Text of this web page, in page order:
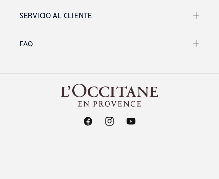
SERVICIO AL CLIENTE
FAQ
FacebookInstagramYouTube